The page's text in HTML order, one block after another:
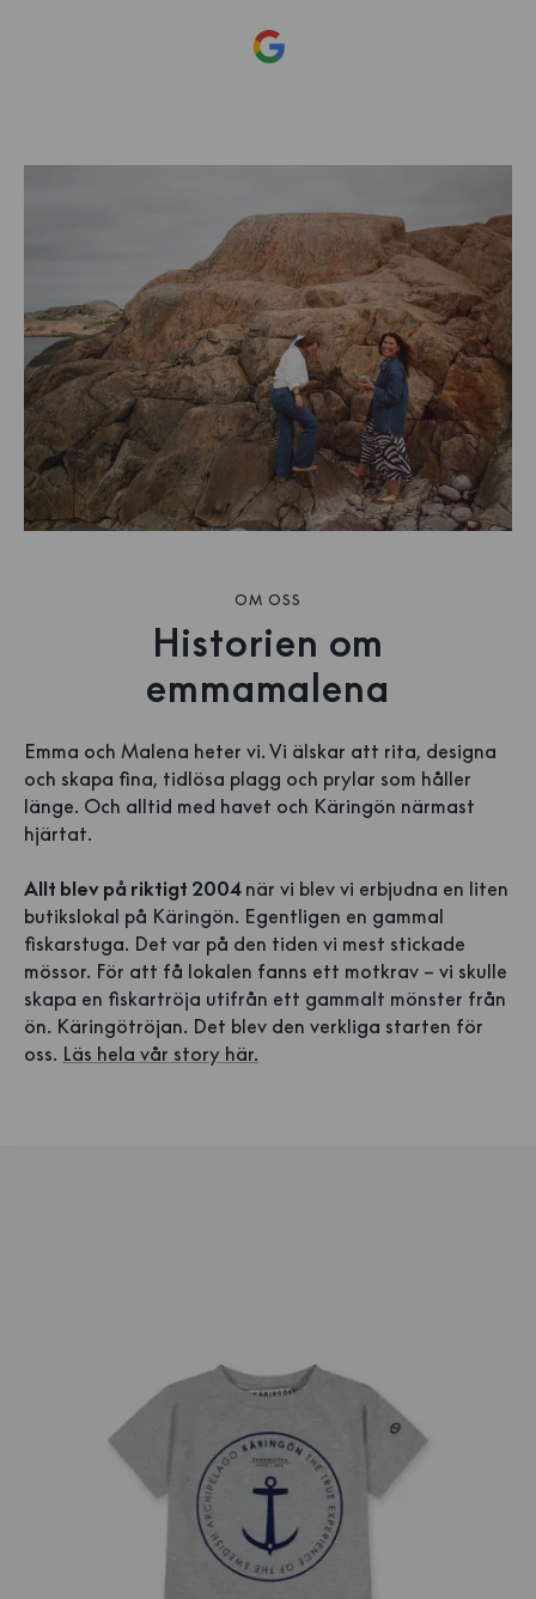
OM OSS
Historien om
emmamalena
Emma och Malena heter vi. Vi älskar att rita, designa
och skapa fina, tidlösa plagg och prylar som håller
länge. Och alltid med havet och Käringön närmast
hjärtat.
Allt blev på riktigt 2004 när vi blev vi erbjudna en liten
butikslokal på Käringön. Egentligen en gammal
fiskarstuga. Det var på den tiden vi mest stickade
mössor. För att få lokalen fanns ett motkrav – vi skulle
skapa en fiskartröja utifrån ett gammalt mönster från
ön. Käringötröjan. Det blev den verkliga starten för
oss. Läs hela vår story här.